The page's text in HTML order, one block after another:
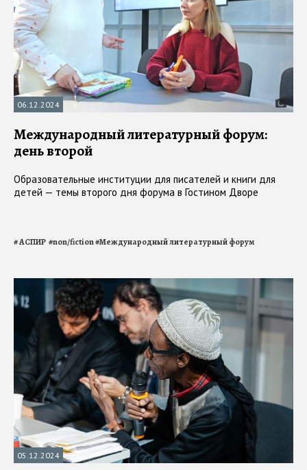
06.12.2024
Международный литературный форум:
день второй
Образовательные институции для писателей и книги для
детей — темы второго дня форума в Гостином Дворе
#АСПИР #non/fiction#Международный литературный форум
05.12.2024